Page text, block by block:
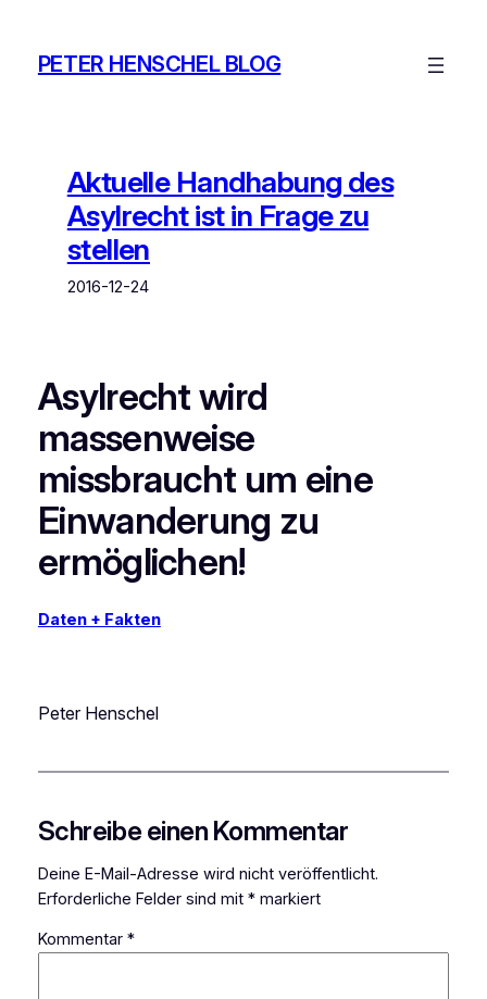
springen
PETER HENSCHEL BLOG
Aktuelle Handhabung des
Asylrecht ist in Frage zu
stellen
2016-12-24
Asylrecht wird
massenweise
missbraucht um eine
Einwanderung zu
ermöglichen!
Daten + Fakten
Peter Henschel
Schreibe einen Kommentar
Deine E-Mail-Adresse wird nicht veröffentlicht.
Erforderliche Felder sind mit *markiert
Kommentar *